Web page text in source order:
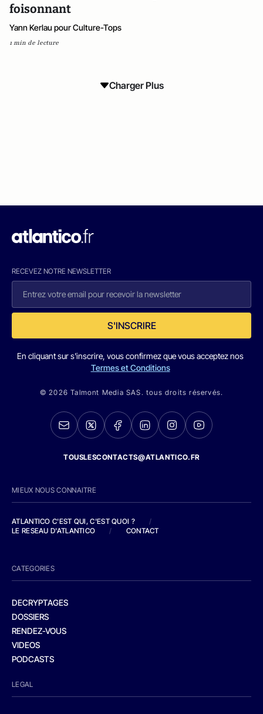
foisonnant
Yann Kerlau pour Culture-Tops
1 min de lecture
Charger Plus
RECEVEZ NOTRE NEWSLETTER
S'INSCRIRE
En cliquant sur s'inscrire, vous confirmez que vous acceptez nos
Termes et Conditions
© 2026 Talmont Media SAS. tous droits réservés.
TOUSLESCONTACTS@ATLANTICO.FR
MIEUX NOUS CONNAITRE
ATLANTICO C'EST QUI, C'EST QUOI ?
/
LE RESEAU D'ATLANTICO
/ CONTACT
CATEGORIES
DECRYPTAGES
DOSSIERS
RENDEZ-VOUS
VIDEOS
PODCASTS
LEGAL